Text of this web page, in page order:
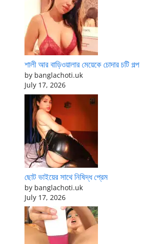
শালী আর বাড়িওয়ালার মেয়েকে চোদার চটি গল্প
by banglachoti.uk
July 17, 2026
ছোট ভাইয়ের সাথে নিষিদ্ধ প্রেম
by banglachoti.uk
July 17, 2026